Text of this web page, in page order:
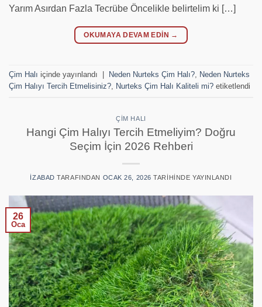
Yarım Asırdan Fazla Tecrübe Öncelikle belirtelim ki […]
OKUMAYA DEVAM EDIN →
Çim Halı içinde yayınlandı Neden Nurteks Çim Halı?, Neden Nurteks
Çim Halıyı Tercih Etmelisiniz?, Nurteks Çim Halı Kaliteli mi? etiketlendi
ÇIM HALI
Hangi Çim Halıyı Tercih Etmeliyim? Doğru
Seçim İçin 2026 Rehberi
IZABAD TARAFINDAN OCAK 26, 2026 TARIHINDE YAYINLANDI
26
Oca